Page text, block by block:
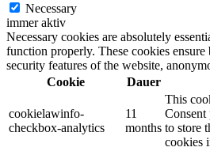
Necessary
immer aktiv
Necessary cookies are absolutely
function properly. These cookies
security features of the website,
Cookie
Dauer
cookielawinfo-
checkbox-analytics
11
months
This
Consent
to store
cookies